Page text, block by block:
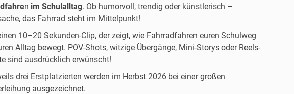
n im Schulalltag. Ob humorvoll, trendig oder künstlerisch –
das Fahrrad steht im Mittelpunkt!
10–20 Sekunden-Clip, der zeigt, wie Fahrradfahren euren Schulweg
Alltag bewegt. POV-Shots, witzige Übergänge, Mini-Storys oder Reels-
sind ausdrücklich erwünscht!
drei Erstplatzierten werden im Herbst 2026 bei einer großen
ausgezeichnet.